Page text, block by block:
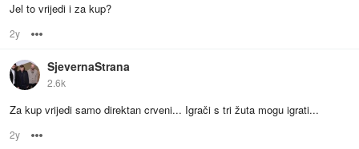
Jel to vrijedi i za kup?
2y
SjevernaStrana
2.6k
Za kup vrijedi samo direktan crveni... Igrači s tri žuta mogu igrati...
2y